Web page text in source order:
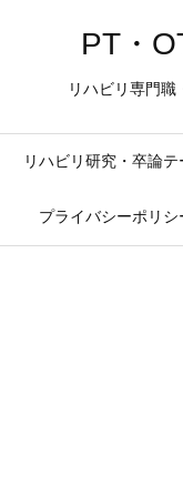
PT・
リハビリ専門職
リハビリ研究・卒論テ
プライバシーポリシ